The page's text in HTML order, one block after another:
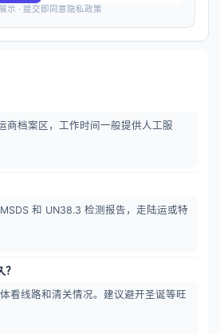
示 · 提交即同意隐私政策
商档案区，工作时间一般提供人工服
和 UN38.3 检测报告，走陆运或特
看线路和清关情况。建议避开圣诞等旺